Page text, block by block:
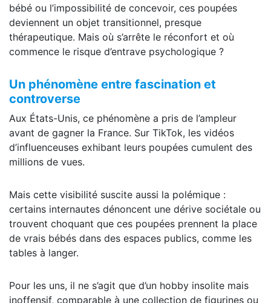
bébé ou l’impossibilité de concevoir, ces poupées
deviennent un objet transitionnel, presque
thérapeutique. Mais où s’arrête le réconfort et où
commence le risque d’entrave psychologique ?
Un phénomène entre fascination et
controverse
Aux États-Unis, ce phénomène a pris de l’ampleur
avant de gagner la France. Sur TikTok, les vidéos
d’influenceuses exhibant leurs poupées cumulent des
millions de vues.
Mais cette visibilité suscite aussi la polémique :
certains internautes dénoncent une dérive sociétale ou
trouvent choquant que ces poupées prennent la place
de vrais bébés dans des espaces publics, comme les
tables à langer.
Pour les uns, il ne s’agit que d’un hobby insolite mais
inoffensif, comparable à une collection de figurines ou